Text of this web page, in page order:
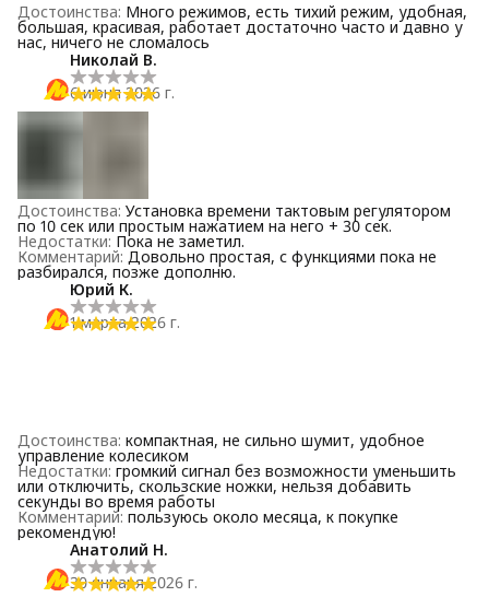
Достоинства: Много режимов, есть тихий режим, удобная,
большая, красивая, работает достаточно часто и давно у
нас, ничего не сломалось
Николай В.
6 июня 2026 г.
Достоинства: Установка времени тактовым регулятором
по 10 сек или простым нажатием на него + 30 сек.
Недостатки: Пока не заметил.
Комментарий: Довольно простая, с функциями пока не
разбирался, позже дополню.
Юрий К.
1 марта 2026 г.
Достоинства: компактная, не сильно шумит, удобное
управление колесиком
Недостатки: громкий сигнал без возможности уменьшить
или отключить, скользские ножки, нельзя добавить
секунды во время работы
Комментарий: пользуюсь около месяца, к покупке
рекомендую!
Анатолий Н.
30 января 2026 г.